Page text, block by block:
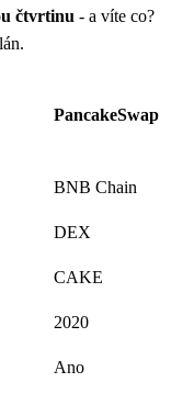
čtvrtinu - a víte co?
PancakeSwap
BNB Chain
DEX
CAKE
2020
Ano